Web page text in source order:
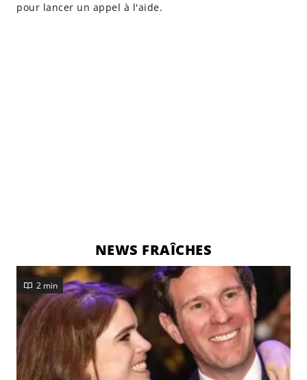
pour lancer un appel à l'aide.
NEWS FRAÎCHES
2 min